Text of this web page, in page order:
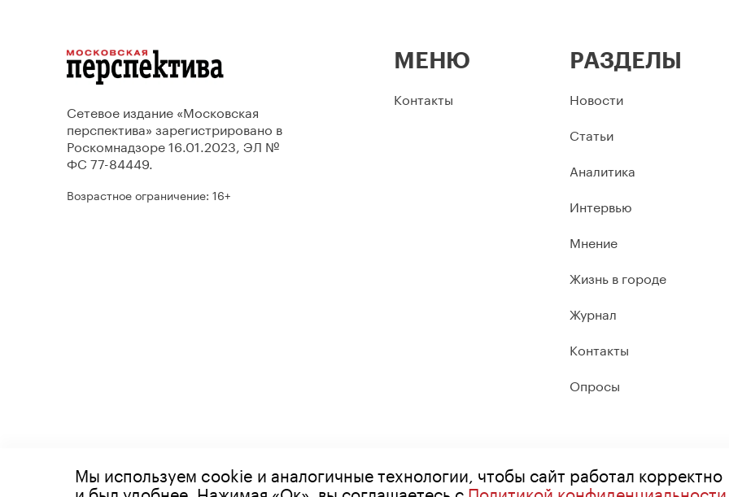
Сетевое издание «Московская
перспектива» зарегистрировано в
Роскомнадзоре 16.01.2023, ЭЛ №
ФС 77-84449.
Возрастное ограничение: 16+
МЕНЮ
Контакты
РАЗДЕЛЫ
Новости
Статьи
Аналитика
Интервью
Мнение
Жизнь в городе
Журнал
Контакты
Опросы
© 2026 Все права защищены
Мы используем cookie и аналогичные технологии, чтобы сайт работал корректно